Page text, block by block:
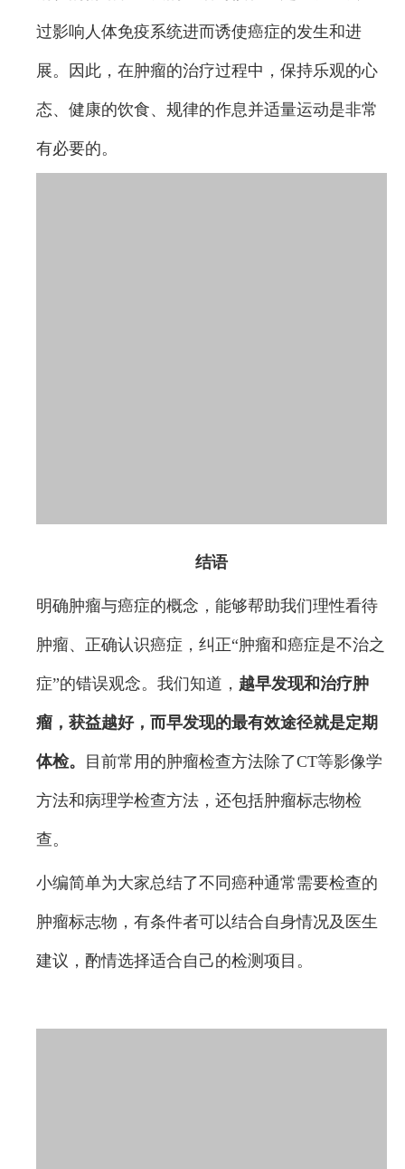
过影响人体免疫系统进而诱使癌症的发生和进
展。因此，在肿瘤的治疗过程中，保持乐观的心
态、健康的饮食、规律的作息并适量运动是非常
有必要的。
结语
明确肿瘤与癌症的概念，能够帮助我们理性看待
肿瘤、正确认识癌症，纠正“肿瘤和癌症是不治之
症”的错误观念。我们知道， 越早发现和治疗肿
瘤，获益越好，而早发现的最有效途径就是定期
体检。 目前常用的肿瘤检查方法除了CT等影像学
方法和病理学检查方法，还包括肿瘤标志物检
查。
小编简单为大家总结了不同癌种通常需要检查的
肿瘤标志物，有条件者可以结合自身情况及医生
建议，酌情选择适合自己的检测项目。